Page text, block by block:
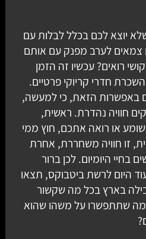
יוצא לכם בכלל לבלות עם
צמאים לערב מפנק עם אותם
רואים? עכשיו זה הזמן
חדרי קריוקי פרטיים.
באפשרות הזאת, כי למעשה,
חוויה נהדרת. ראשית,
או רואה אתכם, חוץ ממי
זו חוויה משחררת, אחרת
בחיי היומיום. לכן ברור
היום לרשת ביטבוקס, תצאו
בארץ בכל מה שקשור
למה שתתפשרו על משהו שהוא